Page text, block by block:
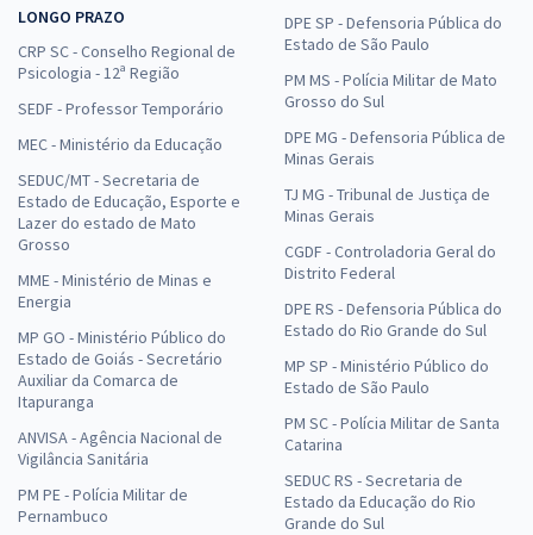
LONGO PRAZO
CRP SC - Conselho Regional de
Psicologia - 12ª Região
SEDF - Professor Temporário
MEC - Ministério da Educação
SEDUC/MT - Secretaria de
Estado de Educação, Esporte e
Lazer do estado de Mato
Grosso
MME - Ministério de Minas e
Energia
MP GO - Ministério Público do
Estado de Goiás - Secretário
Auxiliar da Comarca de
Itapuranga
ANVISA - Agência Nacional de
Vigilância Sanitária
PM PE - Polícia Militar de
Pernambuco
DPE SP - Defensoria Pública do
Estado de São Paulo
PM MS - Polícia Militar de Mato
Grosso do Sul
DPE MG - Defensoria Pública de
Minas Gerais
TJ MG - Tribunal de Justiça de
Minas Gerais
CGDF - Controladoria Geral do
Distrito Federal
DPE RS - Defensoria Pública do
Estado do Rio Grande do Sul
MP SP - Ministério Público do
Estado de São Paulo
PM SC - Polícia Militar de Santa
Catarina
SEDUC RS - Secretaria de
Estado da Educação do Rio
Grande do Sul